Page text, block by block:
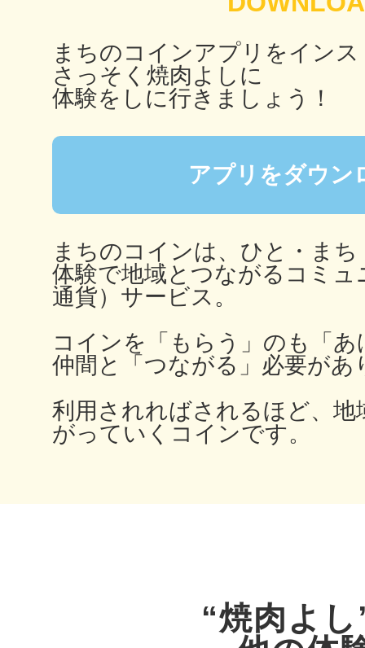
まちのコインアプリをイン
さっそく焼肉よしに
体験をしに行きましょう！
アプリをダウン
まちのコインは、ひと・ま
体験で地域とつながるコミュ
通貨）サービス。
コインを「もらう」のも「
仲間と「つながる」必要があ
利用されればされるほど、地
がっていくコインです。
“焼肉よ
生駒
秋葉原
日置
高知市
シモキ